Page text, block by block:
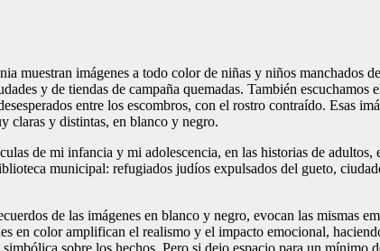
muestran imágenes a todo color de niñas y niños manchados
y de tiendas de campaña quemadas. También escuchamos
entre los escombros, con el rostro contraído. Esas
claras y distintas, en blanco y negro.
de mi infancia y mi adolescencia, en las historias de
municipal: refugiados judíos expulsados ​​del gueto,
de las imágenes en blanco y negro, evocan las mismas
en color amplifican el realismo y el impacto emocional,